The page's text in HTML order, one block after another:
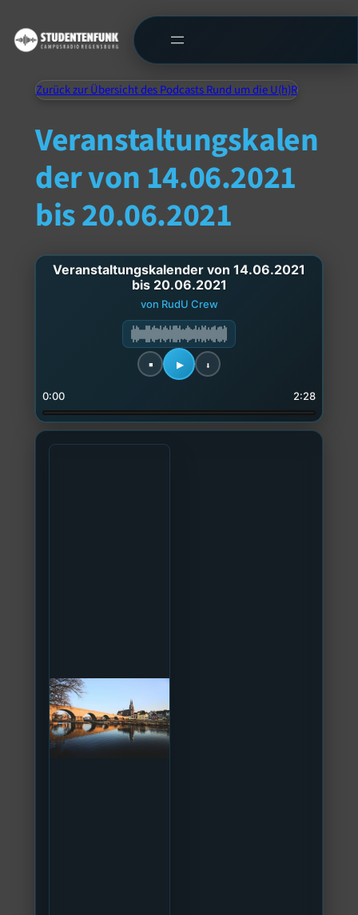
Zurück zur Übersicht des Podcasts Rund um die U(h)R
Veranstaltungskalen
der von 14.06.2021
bis 20.06.2021
Veranstaltungskalender von 14.06.2021
bis 20.06.2021
von RudU Crew
0:00 2:28